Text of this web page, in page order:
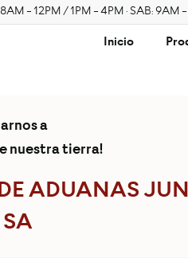
- 12PM / 1PM - 4PM · SAB: 9AM
Inicio
a
nuestra tierra!
ADUANAS